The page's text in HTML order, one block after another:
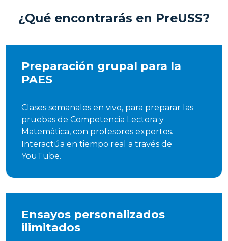
¿Qué encontrarás en PreUSS?
Preparación grupal para la
PAES
Clases semanales en vivo, para preparar las
pruebas de Competencia Lectora y
Matemática, con profesores expertos.
Interactúa en tiempo real a través de
YouTube.
Ensayos personalizados
ilimitados